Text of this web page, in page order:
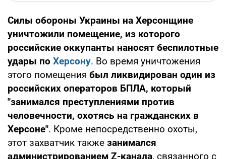
Силы обороны Украины на Херсонщине
уничтожили помещение, из которого
российские оккупанты наносят беспилотные
удары по Херсону. Во время уничтожения
этого помещения был ликвидирован один из
российских операторов БПЛА, который
"занимался преступлениями против
человечности, охотясь на гражданских в
Херсоне". Кроме непосредственно охоты,
этот захватчик также занимался
администрированием Z-канала, связанного с